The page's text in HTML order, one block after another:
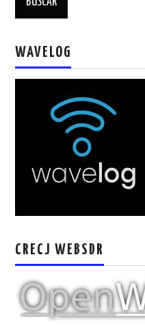
WAVELOG
CRECJ WEBSDR